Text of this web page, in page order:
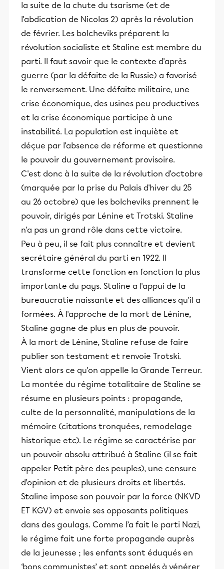
la suite de la chute du tsarisme (et de
l'abdication de Nicolas 2) après la révolution
de février. Les bolcheviks préparent la
révolution socialiste et Staline est membre du
parti. Il faut savoir que le contexte d'après
guerre (par la défaite de la Russie) a favorisé
le renversement. Une défaite militaire, une
crise économique, des usines peu productives
et la crise économique participe à une
instabilité. La population est inquiète et
déçue par l'absence de réforme et questionne
le pouvoir du gouvernement provisoire.
C'est donc à la suite de la révolution d'octobre
(marquée par la prise du Palais d'hiver du 25
au 26 octobre) que les bolcheviks prennent le
pouvoir, dirigés par Lénine et Trotski. Staline
n'a pas un grand rôle dans cette victoire.
Peu à peu, il se fait plus connaître et devient
secrétaire général du parti en 1922. Il
transforme cette fonction en fonction la plus
importante du pays. Staline a l'appui de la
bureaucratie naissante et des alliances qu'il a
formées. À l'approche de la mort de Lénine,
Staline gagne de plus en plus de pouvoir.
À la mort de Lénine, Staline refuse de faire
publier son testament et renvoie Trotski.
Vient alors ce qu'on appelle la Grande Terreur.
La montée du régime totalitaire de Staline se
résume en plusieurs points : propagande,
culte de la personnalité, manipulations de la
mémoire (citations tronquées, remodelage
historique etc). Le régime se caractérise par
un pouvoir absolu attribué à Staline (il se fait
appeler Petit père des peuples), une censure
d’opinion et de plusieurs droits et libertés.
Staline impose son pouvoir par la force (NKVD
ET KGV) et envoie ses opposants politiques
dans des goulags. Comme l’a fait le parti Nazi,
le régime fait une forte propagande auprès
de la jeunesse ; les enfants sont éduqués en
‘bons communistes’ et sont appelés à vénérer